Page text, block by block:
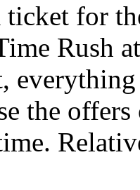
for
Rush
the